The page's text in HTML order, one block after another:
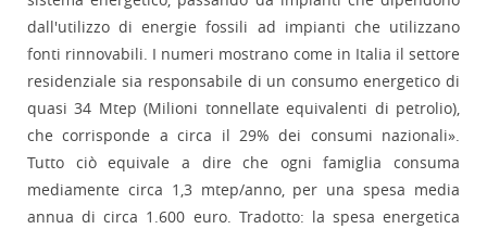
dall'utilizzo di energie fossili ad impianti che utilizzano
fonti rinnovabili. I numeri mostrano come in Italia il settore
residenziale sia responsabile di un consumo energetico di
quasi 34 Mtep (Milioni tonnellate equivalenti di petrolio),
che corrisponde a circa il 29% dei consumi nazionali».
Tutto ciò equivale a dire che ogni famiglia consuma
mediamente circa 1,3 mtep/anno, per una spesa media
annua di circa 1.600 euro. Tradotto: la spesa energetica